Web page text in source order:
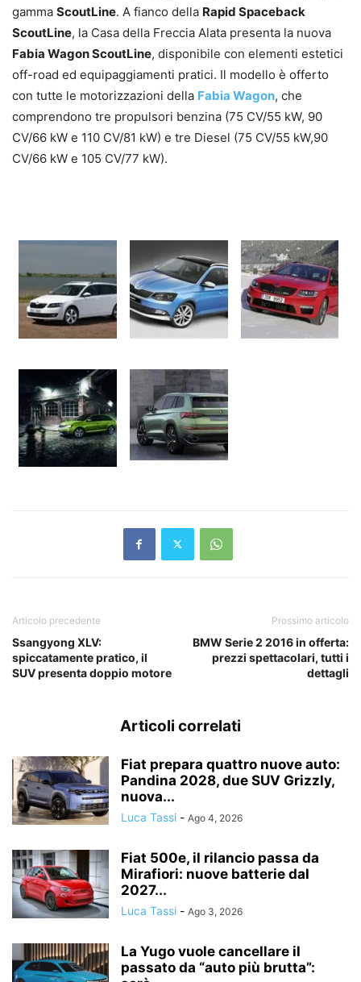
gamma ScoutLine. A fianco della Rapid Spaceback
ScoutLine, la Casa della Freccia Alata presenta la nuova
Fabia Wagon ScoutLine, disponibile con elementi estetici
off-road ed equipaggiamenti pratici. Il modello è offerto
con tutte le motorizzazioni della Fabia Wagon, che
comprendono tre propulsori benzina (75 CV/55 kW, 90
CV/66 kW e 110 CV/81 kW) e tre Diesel (75 CV/55 kW,90
CV/66 kW e 105 CV/77 kW).
Articolo precedente
Ssangyong XLV:
spiccatamente pratico, il
SUV presenta doppio motore
Prossimo articolo
BMW Serie 2 2016 in offerta:
prezzi spettacolari, tutti i
dettagli
Articoli correlati
Fiat prepara quattro nuove auto:
Pandina 2028, due SUV Grizzly,
nuova...
Luca Tassi - Ago 4, 2026
Fiat 500e, il rilancio passa da
Mirafiori: nuove batterie dal
2027...
Luca Tassi - Ago 3, 2026
La Yugo vuole cancellare il
passato da “auto più brutta”: